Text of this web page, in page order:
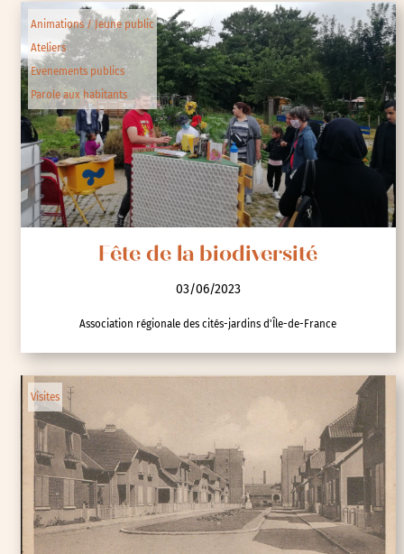
Animations / Jeune public
Ateliers
Evenements publics
Parole aux habitants
Fête de la biodiversité
03/06/2023
Association régionale des cités-jardins d'Île-de-France
Visites